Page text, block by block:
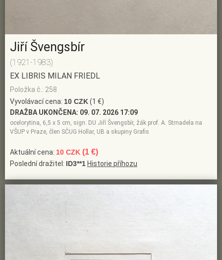
Jiří Švengsbír
(1921-1983)
EX LIBRIS MILAN FRIEDL
Položka č.: 258
Vyvolávací cena: 10 CZK(1 €)
DRAŽBA UKONČENA: 09. 07. 2026 17:09
ocelorytina, 6,5 x 5 cm, sign. DU Jiří Švengsbír, žák prof. A. Strnadela na
VŠUP v Praze, člen SČUG Hollar, UB a skupiny Grafis
Aktuální cena: 10 CZK (1 €)
Poslední dražitel: ID3**1 Historie příhozu